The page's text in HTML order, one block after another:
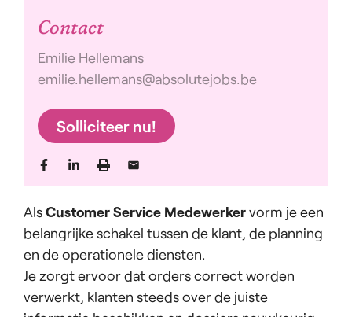
Contact
Emilie Hellemans
emilie.hellemans@absolutejobs.be
Solliciteer nu!
AlsCustomer Service Medewerkervorm je een
belangrijke schakel tussen de klant, de planning
en de operationele diensten.
Je zorgt ervoor dat orders correct worden
verwerkt, klanten steeds over de juiste